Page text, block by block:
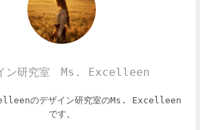
ン研究室 Ms. Excelleen
のデザイン研究室のMs. Excelleen
です。